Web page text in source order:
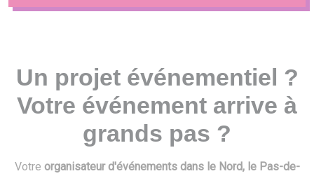
Un projet événementiel ?
Votre événement arrive à
grands pas ?
Votre organisateur d'événements dans le Nord, le Pas-de-